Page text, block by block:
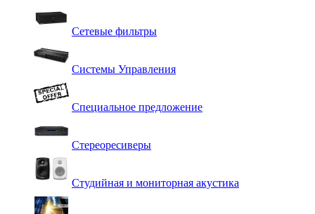
Сетевые фильтры
Системы Управления
Специальное предложение
Стереоресиверы
Студийная и мониторная акустика